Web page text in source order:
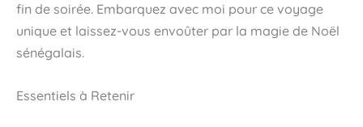
fin de soirée. Embarquez avec moi pour ce voyage
unique et laissez-vous envoûter par la magie de Noël
sénégalais.
Essentiels à Retenir